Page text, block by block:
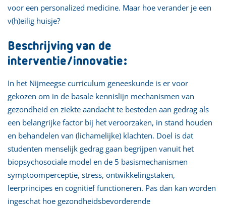
voor een personalized medicine. Maar hoe verander je een
v(h)eilig huisje?
Beschrijving van de
interventie/innovatie:
In het Nijmeegse curriculum geneeskunde is er voor
gekozen om in de basale kennislijn mechanismen van
gezondheid en ziekte aandacht te besteden aan gedrag als
een belangrijke factor bij het veroorzaken, in stand houden
en behandelen van (lichamelijke) klachten. Doel is dat
studenten menselijk gedrag gaan begrijpen vanuit het
biopsychosociale model en de 5 basismechanismen
symptoomperceptie, stress, ontwikkelingstaken,
leerprincipes en cognitief functioneren. Pas dan kan worden
ingeschat hoe gezondheidsbevorderende